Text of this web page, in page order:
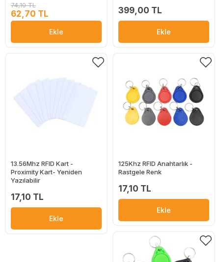
74,10 TL
62,70 TL
Ekle
399,00 TL
Ekle
13.56Mhz RFID Kart -
Proximity Kart- Yeniden
Yazılabilir
17,10 TL
Ekle
125Khz RFID Anahtarlık -
Rastgele Renk
17,10 TL
Ekle